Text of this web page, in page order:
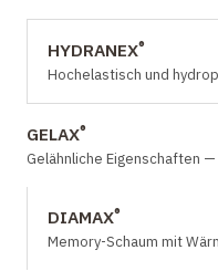
HYDRANEX®
Hochelastisch und
GELAX®
Gelähnliche Eigenschaften
DIAMAX®
Memory-Schaum mit